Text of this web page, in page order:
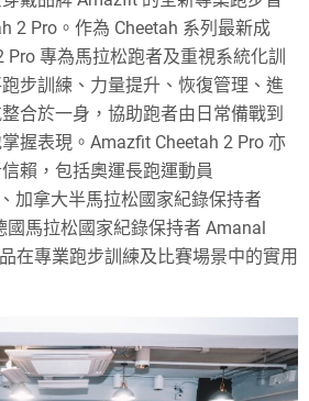
2 Pro。作為 Cheetah 系列最新成
Pro 專為馬拉松跑者及重視系統化訓
步訓練、力量提升、恢復管理、進
合於一身，協助跑者由日常備戰到
握表現。Amazfit Cheetah 2 Pro 亦
賴，包括奧運長跑運動員
加拿大半馬拉松國家紀錄保持者
國馬拉松國家紀錄保持者 Amanal
在專業跑步訓練及比賽場景中的實用